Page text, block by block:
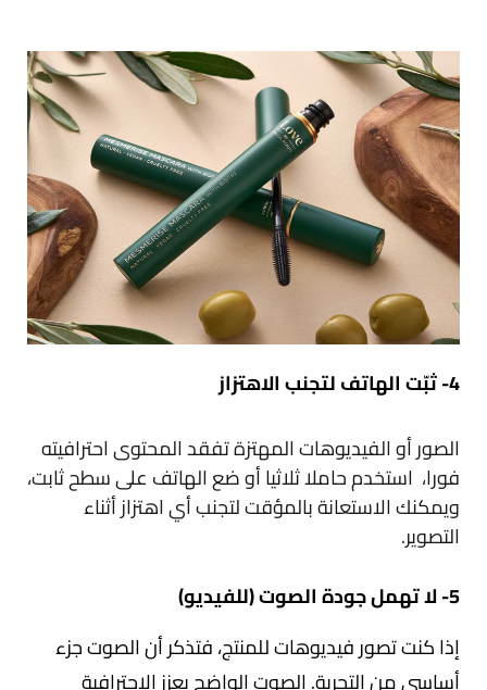
4- ثبّت الهاتف لتجنب الاهتزاز
الصور أو الفيديوهات المهتزة تفقد المحتوى احترافيته
فورا، استخدم حاملا ثلاثيا أو ضع الهاتف على سطح ثابت،
ويمكنك الاستعانة بالمؤقت لتجنب أي اهتزاز أثناء
التصوير.
5- لا تهمل جودة الصوت (للفيديو)
إذا كنت تصور فيديوهات للمنتج، فتذكر أن الصوت جزء
أساسي من التجربة. الصوت الواضح يعزز الاحترافية